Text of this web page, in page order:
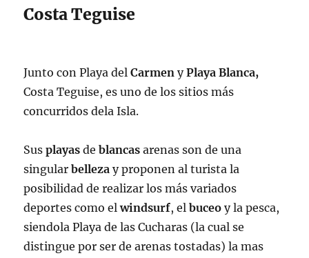
Costa Teguise
Junto con Playa delCarmen yPlaya Blanca,
Costa Teguise, es uno de los sitios más
concurridos dela Isla.
Susplayas deblancas arenas son de una
singularbelleza y proponen al turista la
posibilidad de realizar los más variados
deportes como elwindsurf, elbuceo y la pesca,
siendola Playa de las Cucharas (la cual se
distingue por ser de arenas tostadas) la mas